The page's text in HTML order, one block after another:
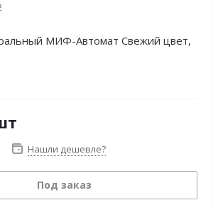
МИФ-Автомат Свежий цвет,
Нашли дешевле?
Под заказ